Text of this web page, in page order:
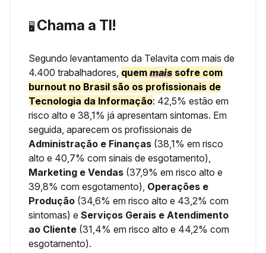
🖥️ Chama a TI!
Segundo levantamento da Telavita com mais de
4.400 trabalhadores, quem mais sofre com
burnout no Brasil são os profissionais de
Tecnologia da Informação: 42,5% estão em
risco alto e 38,1% já apresentam sintomas. Em
seguida, aparecem os profissionais de
Administração e Finanças (38,1% em risco
alto e 40,7% com sinais de esgotamento),
Marketing e Vendas (37,9% em risco alto e
39,8% com esgotamento), Operações e
Produção (34,6% em risco alto e 43,2% com
sintomas) e Serviços Gerais e Atendimento
ao Cliente (31,4% em risco alto e 44,2% com
esgotamento).